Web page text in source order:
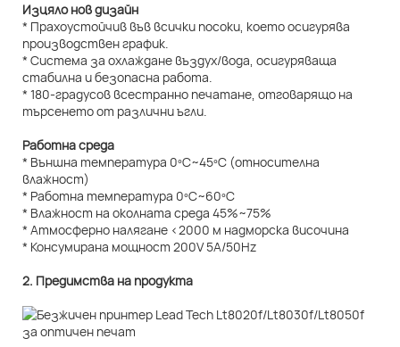
Изцяло нов дизайн
* Прахоустойчив във всички посоки, което осигурява
производствен график.
* Система за охлаждане въздух/вода, осигуряваща
стабилна и безопасна работа.
* 180-градусов всестранно печатане, отговарящо на
търсенето от различни ъгли.
Работна среда
* Външна температура 0ºC~45ºC (относителна
влажност)
* Работна температура 0ºC~60ºC
* Влажност на околната среда 45%~75%
* Атмосферно налягане <2000 м надморска височина
* Консумирана мощност 200V 5A/50Hz
2. Предимства на продукта